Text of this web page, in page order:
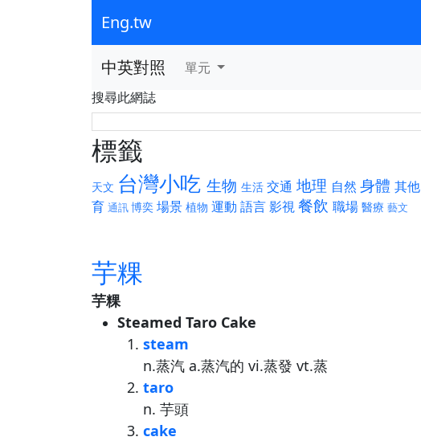
Eng.tw
中英對照
單元
搜尋此網誌
標籤
天文 台灣小吃 生物 生活 交通 地理 自然 身體 其他
育 通訊博奕 場景 植物 運動 語言影視餐飲 職場 醫療 藝文
芋粿
芋粿
Steamed Taro Cake
steam
n.蒸汽 a.蒸汽的 vi.蒸發 vt.蒸
taro
n. 芋頭
cake